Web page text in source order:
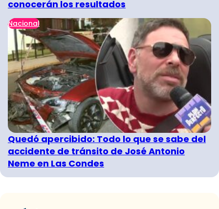
conocerán los resultados
Nacional
Quedó apercibido: Todo lo que se sabe del
accidente de tránsito de José Antonio
Neme en Las Condes